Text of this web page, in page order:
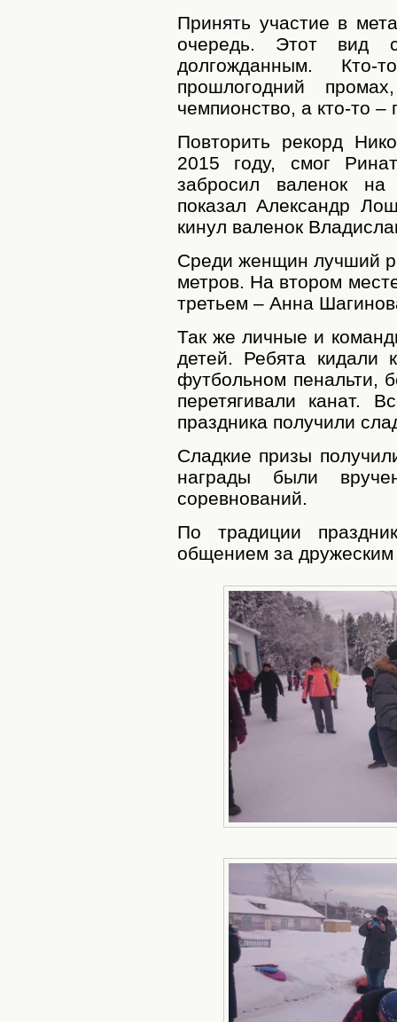
Принять участие в
очередь. Этот вид
долгожданным.
прошлогодний
чемпионство, а кто-то
Повторить рекорд
2015 году, смог
забросил валенок
показал Александр
кинул валенок
Среди женщин лучший
метров. На втором
третьем – Анна
Так же личные и
детей. Ребята кидали
футбольном пенальти,
перетягивали канат.
праздника получили
Сладкие призы
награды были
соревнований.
По традиции
общением за